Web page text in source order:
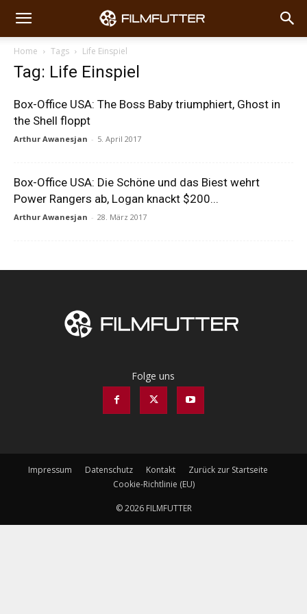
Home Tags Life Einspiel
Tag: Life Einspiel
Box-Office USA: The Boss Baby triumphiert, Ghost in
the Shell floppt
Arthur Awanesjan - 5. April 2017
Box-Office USA: Die Schöne und das Biest wehrt
Power Rangers ab, Logan knackt $200...
Arthur Awanesjan - 28. März 2017
Folge uns
Impressum Datenschutz Kontakt
Zurück zur Startseite
Cookie-Richtlinie (EU)
© 2026 FILMFUTTER